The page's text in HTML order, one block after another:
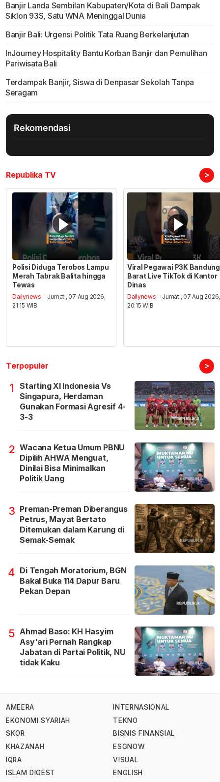
Banjir Landa Sembilan Kabupaten/Kota di Bali Dampak
Siklon 93S, Satu WNA Meninggal Dunia
Banjir Bali: Urgensi Politik Tata Ruang Berkelanjutan
InJourney Hospitality Bantu Korban Banjir dan Pemulihan
Pariwisata Bali
Terdampak Banjir, Siswa di Denpasar Sekolah Tanpa
Seragam
Rekomendasi
Republika TV >
Polisi Diduga Terobos Lampu
Merah Tabrak Balita hingga
Tewas
Dailynews - Jumat , 07 Aug 2026,
21:15 WIB
Viral Pegawai P3K Bandung
Barat Live TikTok di Kantor
Dinas
Dailynews - Jumat , 07 Aug 2026,
20:15 WIB
Terpopuler >
1
Starting XI Indonesia Vs
Singapura, Herdaman
Gunakan Formasi Agresif 4-
3-3
2 Wacana Ketua Umum PBNU
Dipilih AHWA Menguat,
Dinilai Bisa Minimalkan
Politik Uang
3 Preman-Preman Diberangus
Petrus, Mayat Bertato
Ditemukan dalam Karung di
Semak-Semak
4 Di Tengah Moratorium, BGN
Bakal Buka 114 Dapur Baru
Pekan Depan
5 Ahmad Baso: KH Hasyim
Asy'ari Pernah Rangkap
Jabatan di Partai Politik, NU
tidak Kaku
AMEERA
EKONOMI SYARIAH
SKOR
KHAZANAH
IQRA
ISLAM DIGEST
INTERNASIONAL
TEKNO
BISNIS FINANSIAL
ESGNOW
VISUAL
ENGLISH